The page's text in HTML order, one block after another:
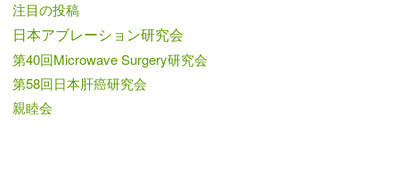
注目の投稿
日本アブレーション研究会
第40回Microwave Surgery研究会
第58回日本肝癌研究会
親睦会